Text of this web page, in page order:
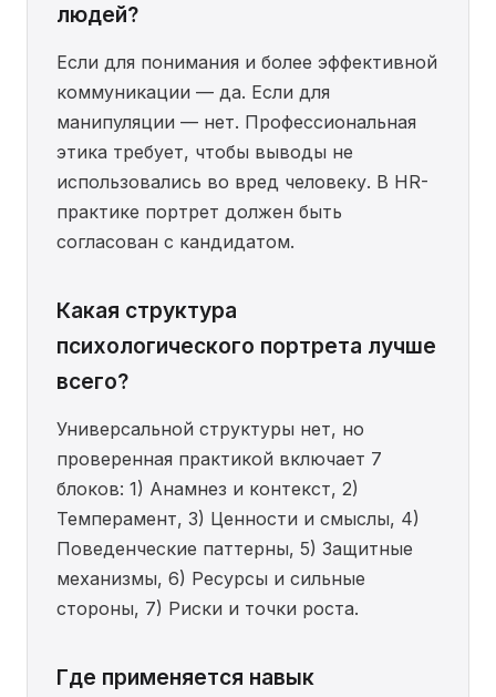
людей?
Если для понимания и более эффективной
коммуникации — да. Если для
манипуляции — нет. Профессиональная
этика требует, чтобы выводы не
использовались во вред человеку. В HR-
практике портрет должен быть
согласован с кандидатом.
Какая структура
психологического портрета лучше
всего?
Универсальной структуры нет, но
проверенная практикой включает 7
блоков: 1) Анамнез и контекст, 2)
Темперамент, 3) Ценности и смыслы, 4)
Поведенческие паттерны, 5) Защитные
механизмы, 6) Ресурсы и сильные
стороны, 7) Риски и точки роста.
Где применяется навык